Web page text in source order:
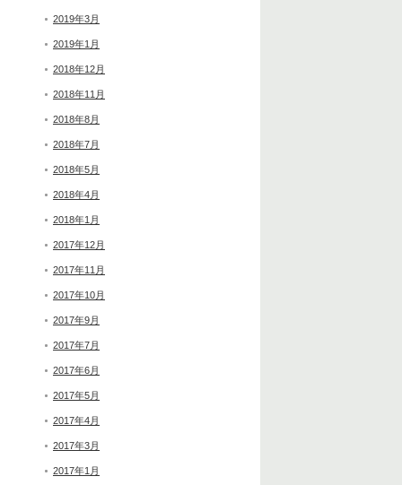
2019年3月
2019年1月
2018年12月
2018年11月
2018年8月
2018年7月
2018年5月
2018年4月
2018年1月
2017年12月
2017年11月
2017年10月
2017年9月
2017年7月
2017年6月
2017年5月
2017年4月
2017年3月
2017年1月